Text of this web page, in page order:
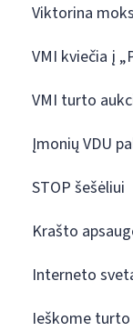
Viktorina
VMI kviečia į
VMI turto
Įmonių VDU
STOP šešėliui
Krašto
Interneto
Ieškome turto